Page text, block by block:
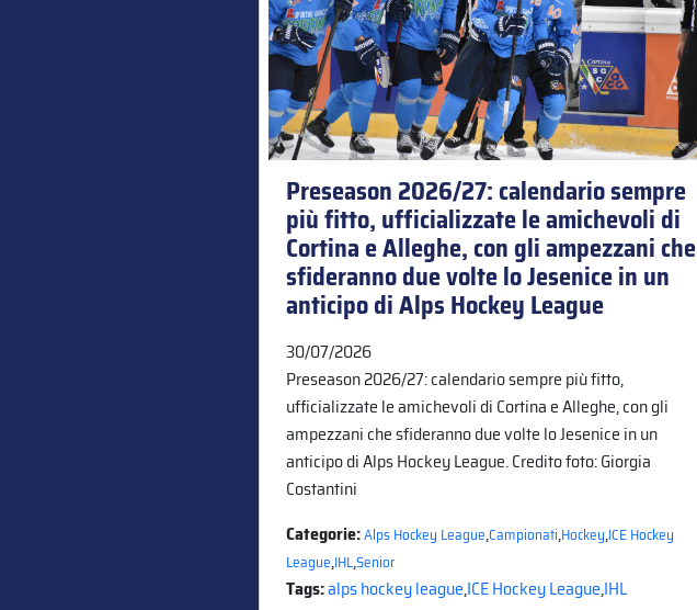
Preseason 2026/27: calendario sempre
più fitto, ufficializzate le amichevoli di
Cortina e Alleghe, con gli ampezzani che
sfideranno due volte lo Jesenice in un
anticipo di Alps Hockey League
30/07/2026
Preseason 2026/27: calendario sempre più fitto,
ufficializzate le amichevoli di Cortina e Alleghe, con gli
ampezzani che sfideranno due volte lo Jesenice in un
anticipo di Alps Hockey League. Credito foto: Giorgia
Costantini
Categorie:Alps Hockey League,Campionati,Hockey,ICE Hockey
League,IHL,Senior
Tags:alps hockey league,ICE Hockey League,IHL